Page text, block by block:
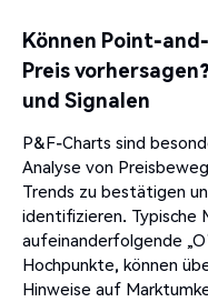
Können Point-
Preis
und Signalen
P&F-Charts sind
Analyse von
Trends zu bestätigen
identifizieren. Typische
aufeinanderfolgende
Hochpunkte, können
Hinweise auf